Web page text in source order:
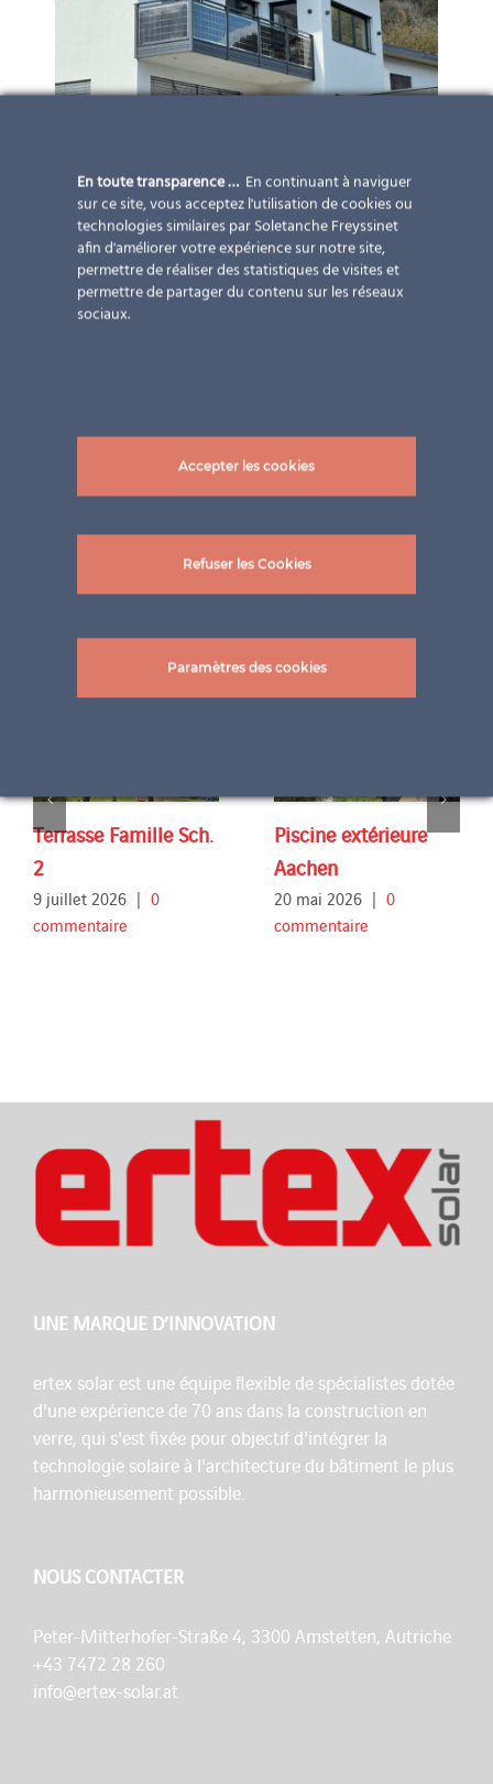
Photos : ©Hiag Balkonbau GmbH
Projets connexes
Terrasse Famille Sch.
2
9 juillet 2026 | 0
commentaire
Piscine extérieure
Aachen
20 mai 2026 | 0
commentaire
UNE MARQUE D’INNOVATION
ertex solar est une équipe flexible de spécialistes dotée
d'une expérience de 70 ans dans la construction en
verre, qui s'est fixée pour objectif d'intégrer la
technologie solaire à l'architecture du bâtiment le plus
harmonieusement possible.
NOUS CONTACTER
Peter-Mitterhofer-Straße 4, 3300 Amstetten, Autriche
+43 7472 28 260
info@ertex-solar.at
En toute transparence … En continuant à naviguer
sur ce site, vous acceptez l'utilisation de cookies ou
technologies similaires par Soletanche Freyssinet
afin d'améliorer votre expérience sur notre site,
permettre de réaliser des statistiques de visites et
permettre de partager du contenu sur les réseaux
sociaux.
Accepter les cookies
Refuser les Cookies
Paramètres des cookies